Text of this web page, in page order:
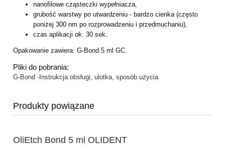
nanofilowe cząsteczki wypełniacza,
grubość warstwy po utwardzeniu - bardzo cienka (często
poniżej 300 nm po rozprowadzeniu i przedmuchaniu),
czas aplikacji ok. 30 sek.
Opakowanie zawiera: G-Bond 5 ml GC.
Pliki do pobrania:
G-Bond -Instrukcja obsługi, ulotka, sposób użycia
Produkty powiązane
OliEtch Bond 5 ml OLIDENT